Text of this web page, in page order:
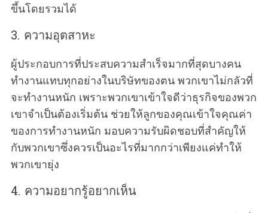
ขึ้นโดยรวมได้
3. ความอุตสาหะ
ผู้ประกอบการที่ประสบความสำเร็จมากที่สุดบางคน
ทำงานแทบทุกอย่างในบริษัทของตน พวกเขาไม่กลัวที่
จะทำงานหนัก เพราะพวกเขาเข้าใจดีว่าธุรกิจของพวก
เขาจำเป็นต้องเริ่มต้น ช่วยให้ลูกของคุณเข้าใจคุณค่า
ของการทำงานหนัก มอบความรับผิดชอบที่สำคัญให้
กับพวกเขาซึ่งควรเป็นอะไรที่มากกว่าเพียงแค่ทำให้
พวกเขายุ่ง
4. ความอยากรู้อยากเห็น